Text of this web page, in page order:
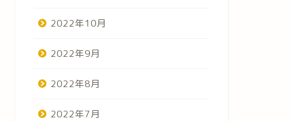
2022年10月
2022年9月
2022年8月
2022年7月